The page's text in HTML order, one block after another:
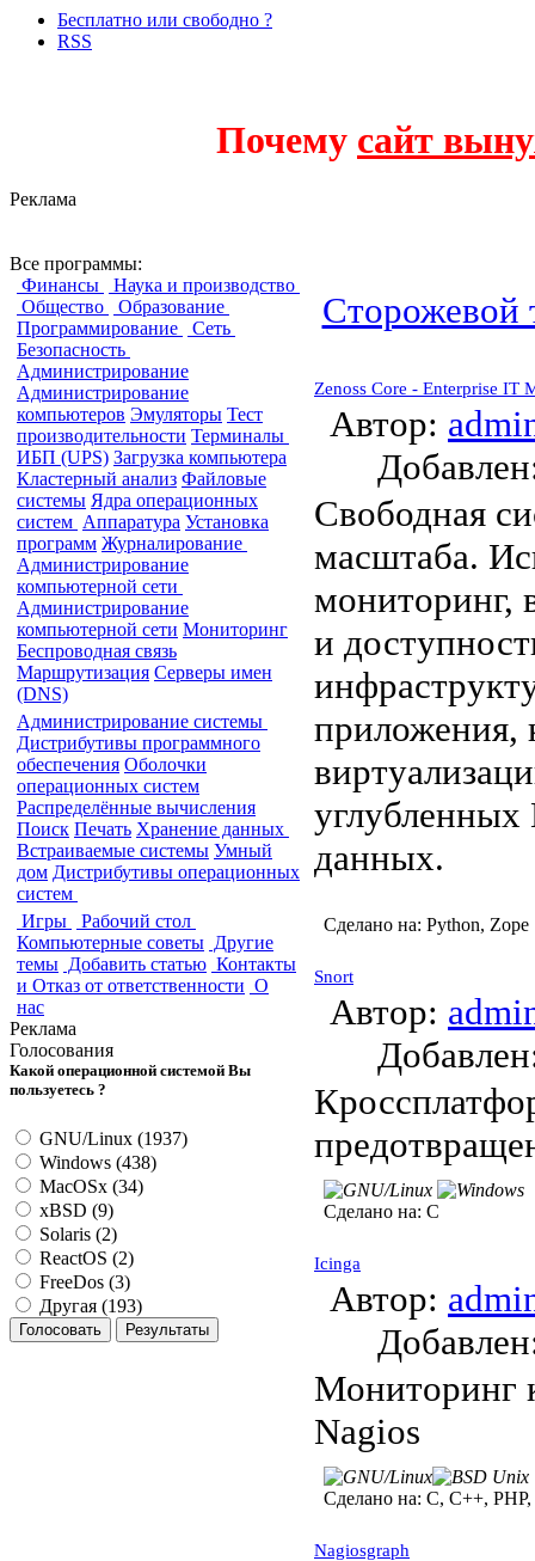
Бесплатно или свободно ?
RSS
Почему сайт
Реклама
Все программы:
Финансы
Наука и производство
Общество
Образование
Программирование
Сеть
Безопасность
Администрирование
Администрирование
компьютеров Эмуляторы Тест
производительности Терминалы
ИБП (UPS) Загрузка компьютера
Кластерный анализ Файловые
системы Ядра операционных
систем Аппаратура Установка
программ Журналирование
Администрирование
компьютерной сети
Администрирование
компьютерной сети Мониторинг
Беспроводная связь
Маршрутизация Серверы имен
(DNS)
Администрирование системы
Дистрибутивы программного
обеспечения Оболочки
операционных систем
Распределённые вычисления
Поиск Печать Хранение данных
Встраиваемые системы Умный
дом Дистрибутивы операционных
систем
Игры
Рабочий стол
Компьютерные советы Другие
темы Добавить статью Контакты
и Отказ от ответственности О
нас
Реклама
Голосования
Какой операционной системой Вы
пользуетесь ?
GNU/Linux (1937)
Windows (438)
MacOSx (34)
xBSD (9)
Solaris (2)
ReactOS (2)
FreeDos (3)
Другая (193)
Сторожевой
Zenoss Core - Enterprise IT
Автор:
Свободная
масштаба.
мониторинг,
и
приложения,
данных.
Сделано на: Python, Zope
Snort
Автор:
Сделано на: C
Icinga
Автор:
Мониторинг
Nagios
Сделано на: C, C++, PHP,
Nagiosgraph